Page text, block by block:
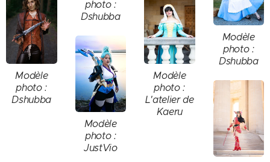
photo :
Dshubba
Modèle
photo :
Dshubba
Modèle
photo :
Dshubba
Modèle
photo :
L'atelier de
Kaeru
Modèle
photo :
JustVio